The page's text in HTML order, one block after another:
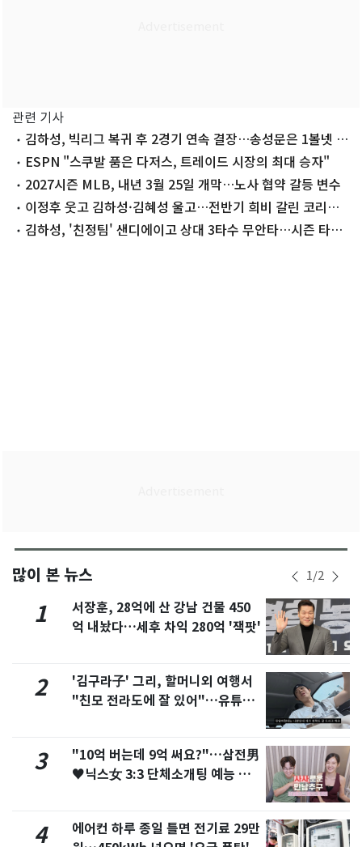
관련 기사
김하성, 빅리그 복귀 후 2경기 연속 결장…송성문은 1볼넷 1
득점(종합)
ESPN "스쿠발 품은 다저스, 트레이드 시장의 최대 승자"
2027시즌 MLB, 내년 3월 25일 개막…노사 협약 갈등 변수
이정후 웃고 김하성·김혜성 울고…전반기 희비 갈린 코리안
빅리거
김하성, '친정팀' 샌디에이고 상대 3타수 무안타…시즌 타율
많이 본 뉴스 1/2
1
서장훈, 28억에 산 강남 건물 450
억 내놨다…세후 차익 280억 '잭팟'
2
'김구라子' 그리, 할머니외 여행서
"친모 전라도에 잘 있어"…유튜브
3
"10억 버는데 9억 써요?"…삼전男
♥닉스女 3:3 단체소개팅 예능 화
4
에어컨 하루 종일 틀면 전기료 29만